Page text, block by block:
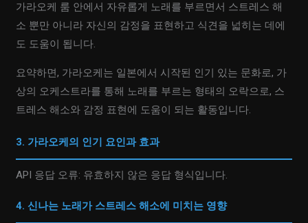
가라오케 룸 안에서 자유롭게 노래를 부르면서 스트레스 해
소 뿐만 아니라 자신의 감정을 표현하고 식견을 넓히는 데에
도 도움이 됩니다.
요약하면, 가라오케는 일본에서 시작된 인기 있는 문화로, 가
상의 오케스트라를 통해 노래를 부르는 형태의 오락으로, 스
트레스 해소와 감정 표현에 도움이 되는 활동입니다.
3. 가라오케의 인기 요인과 효과
API 응답 오류: 유효하지 않은 응답 형식입니다.
4. 신나는 노래가 스트레스 해소에 미치는 영향